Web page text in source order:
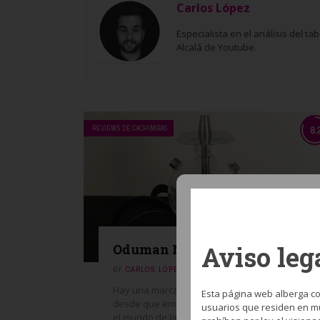
Carlos López
Especialista en el análisis del
Alcalá de Youtube.
8.2
REVIEWS DE CACHIMBAS
Oduman N9 Tarantula
BY CARLOS LÓPEZ JULIO 24, 2018
Hay una marca que nos ha acompañado
desde que empezamos nuestro camino en
el mundo de la shisha. Una marca a la que
Aviso
Esta página web alberga
usuarios que residen en